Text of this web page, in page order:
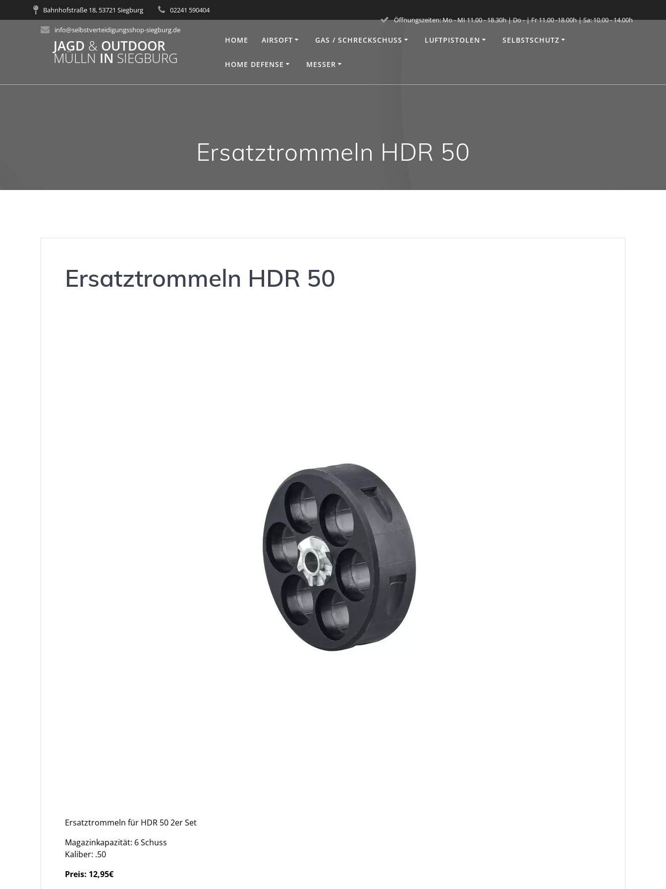
Inhalt
Bahnhofstraße 18, 53721 Siegburg 02241 590404
info@selbstverteidigungsshop-siegburg.de
Öffnungszeiten: Mo - MI 11.00 - 18.30h | Do - | Fr 11.00 -18.00h | Sa: 10.00 - 14.00h
JAGD & OUTDOOR
MÜLLN IN SIEGBURG
HOME AIRSOFT GAS / SCHRECKSCHUSS LUFTPISTOLEN SELBSTSCHUTZ
HOME DEFENSE MESSER
Ersatztrommeln HDR 50
Ersatztrommeln HDR 50
Ersatztrommeln für HDR 50 2er Set
Magazinkapazität: 6 Schuss
Kaliber: .50
Preis: 12,95€